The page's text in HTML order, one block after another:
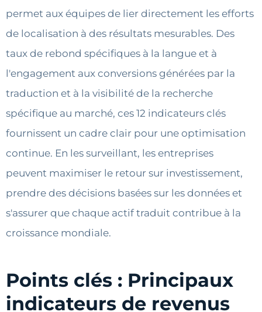
permet aux équipes de lier directement les efforts
de localisation à des résultats mesurables. Des
taux de rebond spécifiques à la langue et à
l'engagement aux conversions générées par la
traduction et à la visibilité de la recherche
spécifique au marché, ces 12 indicateurs clés
fournissent un cadre clair pour une optimisation
continue. En les surveillant, les entreprises
peuvent maximiser le retour sur investissement,
prendre des décisions basées sur les données et
s'assurer que chaque actif traduit contribue à la
croissance mondiale.
Points clés : Principaux
indicateurs de revenus